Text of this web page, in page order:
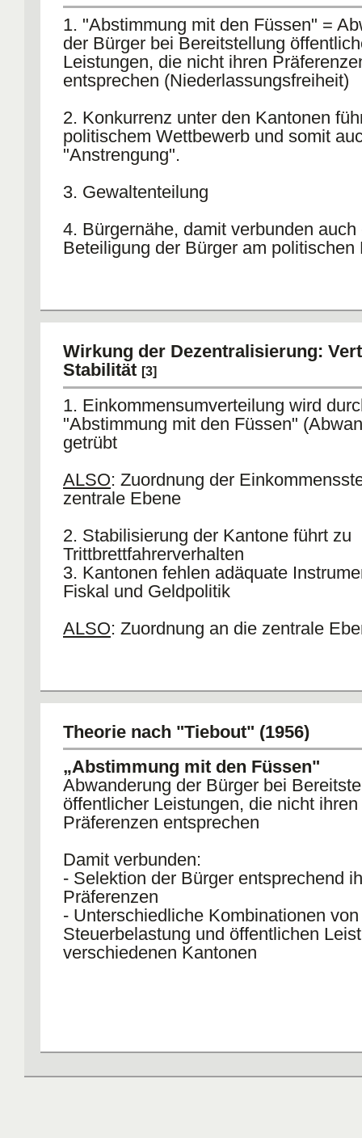
Konkurs gehen...)
(5) Argumente dertechnischen
(Unteilbarkeit und abnehmende
Durchschnittskosten, z.B.
Atomkraftwerke)
(6) Argumente für hohe
(Bei z.B. überregionalen
1. "Abstimmung mit den Füssen" =
der Bürger bei Bereitstellung
Leistungen, die nicht ihren
entsprechen (Niederlassungsfreiheit)
2. Konkurrenz unter den Kantonen
politischem Wettbewerb und somit
"Anstrengung".
3. Gewaltenteilung
4. Bürgernähe, damit verbunden auch
Beteiligung der Bürger am politischen
Föderalismus vs. Bürgerliche
Wirkung der Dezentralisierung:
Stabilität [3]
1. Einkommensumverteilung wird
"Abstimmung mit den Füssen"
getrübt
ALSO: Zuordnung der
zentrale Ebene
2. Stabilisierung der Kantone führt zu
Trittbrettfahrerverhalten
3. Kantonen fehlen adäquate
Fiskal und Geldpolitik
ALSO: Zuordnung an die zentrale
Theorie nach "Tiebout" (1956)
„Abstimmung mit den Füssen"
Abwanderung der Bürger bei
öffentlicher Leistungen, die nicht ihren
Präferenzen entsprechen
Damit verbunden:
- Selektion der Bürger entsprechend
Präferenzen
- Unterschiedliche Kombinationen von
Steuerbelastung und öffentlichen
verschiedenen Kantonen